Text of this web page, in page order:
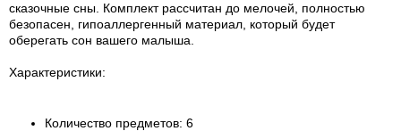
сказочные сны. Комплект рассчитан до мелочей, полностью
безопасен, гипоаллергенный материал, который будет
оберегать сон вашего малыша.
Характеристики:
Количество предметов: 6